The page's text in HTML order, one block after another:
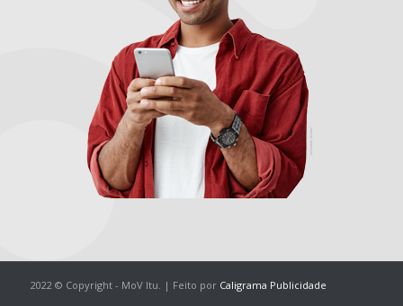
2022 © Copyright - MoV Itu. | Feito por Caligrama Publicidade